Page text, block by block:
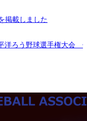
掲載しました
洋ろう野球選手権大会